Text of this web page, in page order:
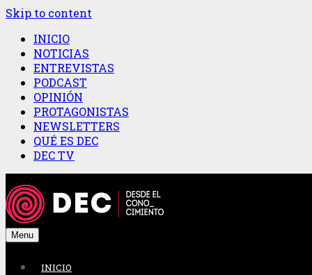
Skip to content
INICIO
NOTICIAS
ENTREVISTAS
PODCAST
OPINIÓN
PROTAGONISTAS
NEWSLETTERS
QUÉ ES DEC
DEC TV
Menu
INICIO